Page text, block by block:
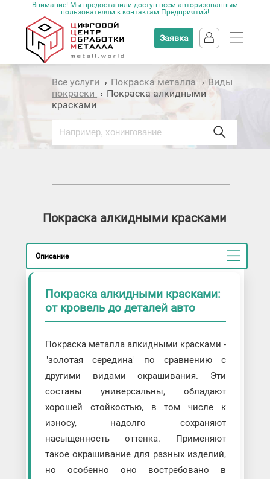
Внимание! Мы предоставили доступ всем авторизованным
пользователям к контактам Предприятий!
Заявка
Все услуги › Покраска металла › Виды
покраски
› Покраска алкидными
красками
Покраска алкидными красками
Описание
Покраска алкидными красками:
от кровель до деталей авто
Покраска металла алкидными красками -
"золотая середина" по сравнению с
другими видами окрашивания. Эти
составы универсальны, обладают
хорошей стойкостью, в том числе к
износу, надолго сохраняют
насыщенность оттенка. Применяют
такое окрашивание для разных изделий,
но особенно оно востребовано в